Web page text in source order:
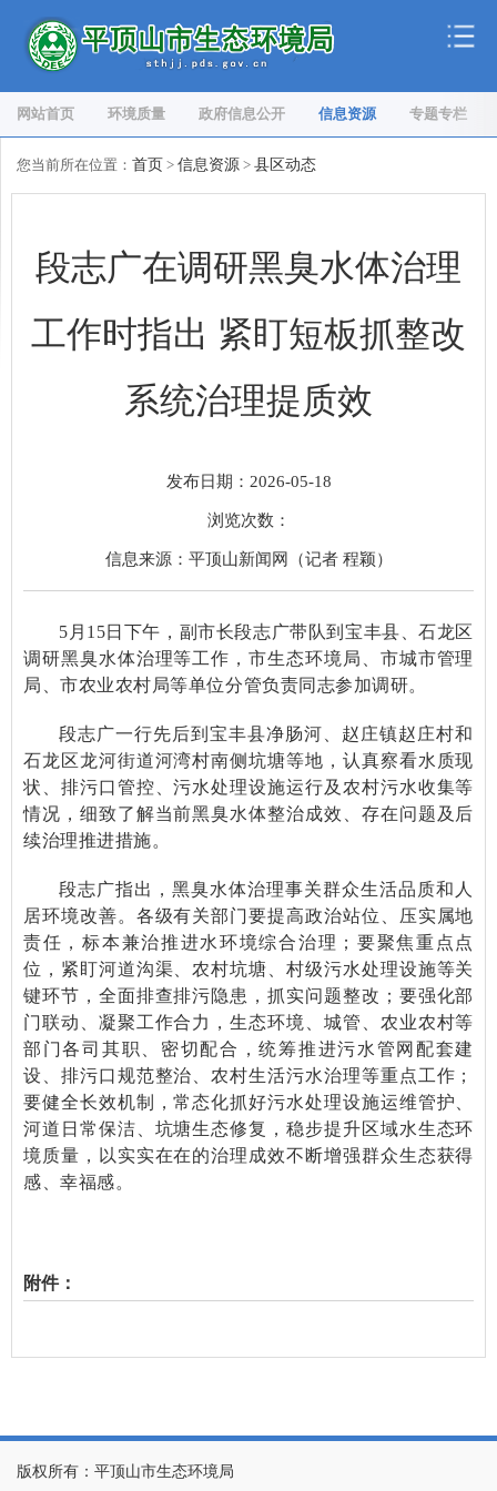
网站首页 环境质量 政府信息公开 信息资源 专题专栏
您当前所在位置： 首页 > 信息资源 > 县区动态
段志广在调研黑臭水体治理
工作时指出 紧盯短板抓整改
系统治理提质效
发布日期：2026-05-18
浏览次数：
信息来源：平顶山新闻网（记者 程颖）
5月15日下午，副市长段志广带队到宝丰县、石龙区
调研黑臭水体治理等工作，市生态环境局、市城市管理
局、市农业农村局等单位分管负责同志参加调研。
段志广一行先后到宝丰县净肠河、赵庄镇赵庄村和
石龙区龙河街道河湾村南侧坑塘等地，认真察看水质现
状、排污口管控、污水处理设施运行及农村污水收集等
情况，细致了解当前黑臭水体整治成效、存在问题及后
续治理推进措施。
段志广指出，黑臭水体治理事关群众生活品质和人
居环境改善。各级有关部门要提高政治站位、压实属地
责任，标本兼治推进水环境综合治理；要聚焦重点点
位，紧盯河道沟渠、农村坑塘、村级污水处理设施等关
键环节，全面排查排污隐患，抓实问题整改；要强化部
门联动、凝聚工作合力，生态环境、城管、农业农村等
部门各司其职、密切配合，统筹推进污水管网配套建
设、排污口规范整治、农村生活污水治理等重点工作；
要健全长效机制，常态化抓好污水处理设施运维管护、
河道日常保洁、坑塘生态修复，稳步提升区域水生态环
境质量，以实实在在的治理成效不断增强群众生态获得
感、幸福感。
附件：
版权所有：平顶山市生态环境局